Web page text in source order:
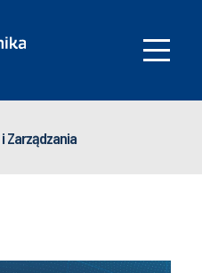
Zarządzania